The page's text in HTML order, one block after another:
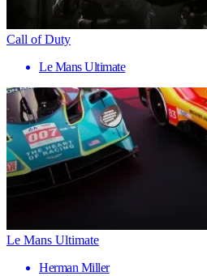
Call of Duty
Le Mans Ultimate
Le Mans Ultimate
Herman Miller